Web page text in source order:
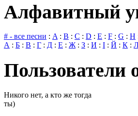
Алфавитный
# - все песни : A: B : C : D : E : F : G : H
А : Б : В : Г : Д : Е : Ж: З : И : І : Й : К :
Пользователи
Никого нет, а кто же тогда
ты)